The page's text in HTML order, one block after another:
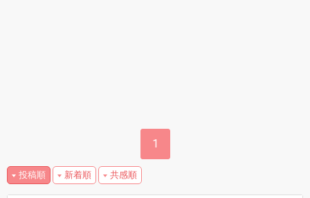
1
投稿順 新着順 共感順